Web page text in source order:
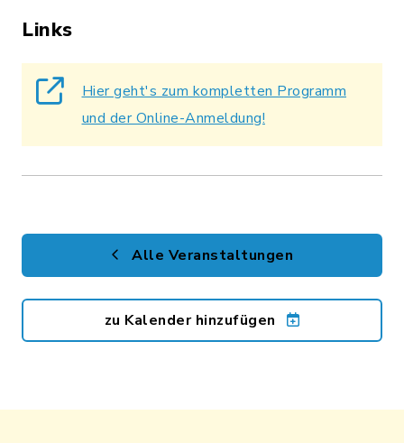
Links
Hier geht's zum kompletten Programm
und der Online-Anmeldung!
Alle Veranstaltungen
zu Kalender hinzufügen